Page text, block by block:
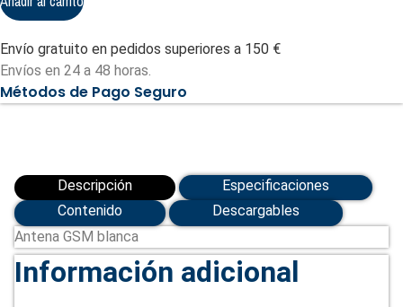
DAITEM
cantidad
Envío gratuito en pedidos superiores a 150 €
Envíos en 24 a 48 horas.
Métodos de Pago Seguro
Descripción
Especificaciones
Contenido
Descargables
Antena GSM blanca
Información adicional